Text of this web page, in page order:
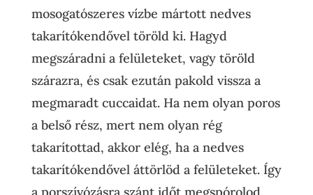
mosogatószeres vízbe mártott nedves
takarítókendővel töröld ki. Hagyd
megszáradni a felületeket, vagy töröld
szárazra, és csak ezután pakold vissza a
megmaradt cuccaidat. Ha nem olyan poros
a belső rész, mert nem olyan rég
takarítottad, akkor elég, ha a nedves
takarítókendővel áttörlöd a felületeket. Így